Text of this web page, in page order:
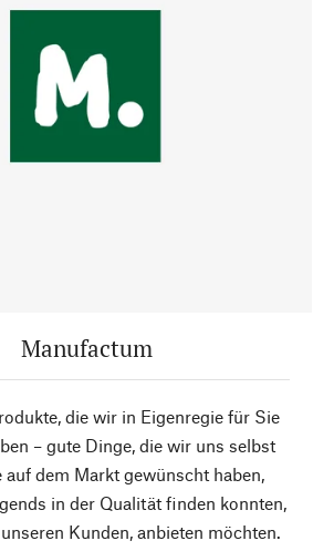
Manufactum
die wir in Eigenregie für Sie
– gute Dinge, die wir uns selbst
auf dem Markt gewünscht haben,
in der Qualität finden konnten,
Kunden, anbieten möchten.